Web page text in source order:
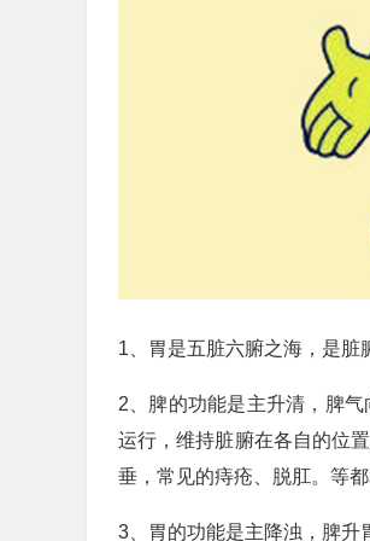
1、胃是五脏六腑之海，是脏
2、脾的功能是主升清，脾
运行，维持脏腑在各自的位
垂，常见的痔疮、脱肛。等都
3、胃的功能是主降浊，脾升